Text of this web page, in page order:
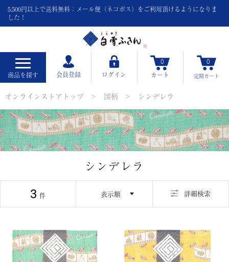
5,500円以上で送料無料：メール便（ネコポス）をご利用頂けるようになりま
した！
商品を探す 会員登録 ログイン
0
カート
0
定期カート
オンラインストアトップ 図柄 シンデレラ
シンデレラ
並び替え
3 詳細検索